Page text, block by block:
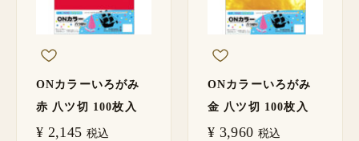
ONカラーいろがみ
赤 八ツ切 100枚入
¥ 2,145 税込
ONカラーいろがみ
金 八ツ切 100枚入
¥ 3,960 税込